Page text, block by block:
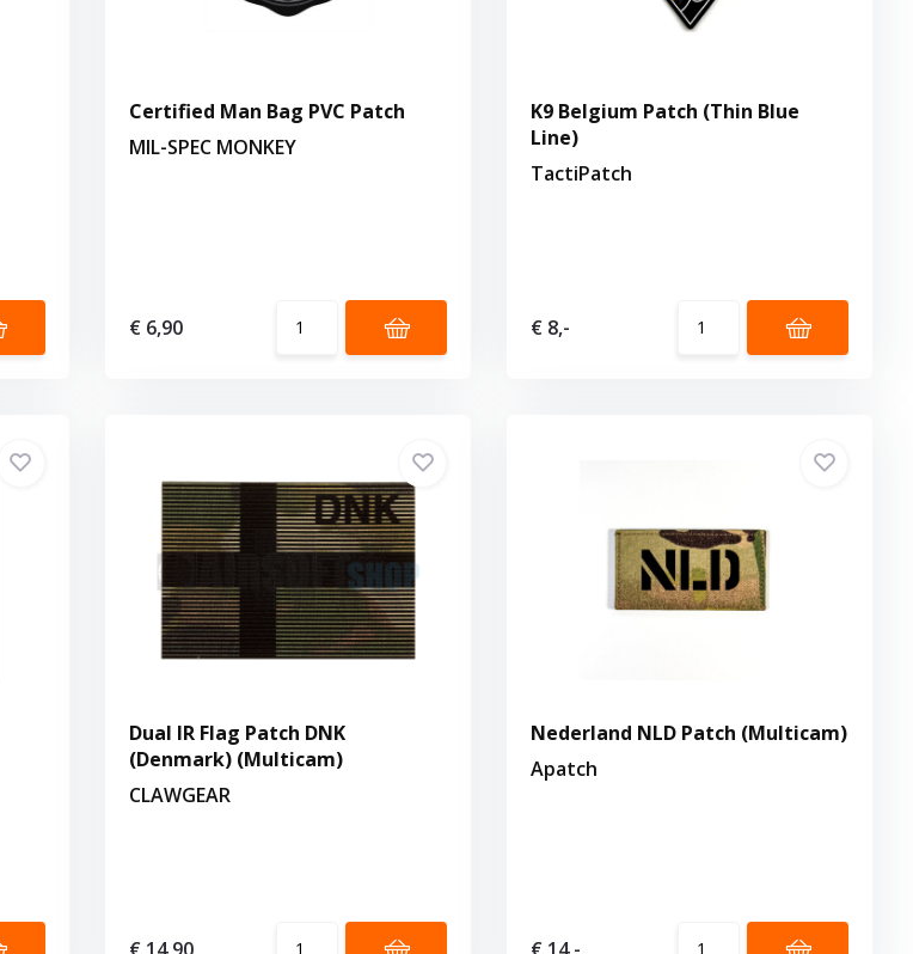
Certified Man Bag PVC Patch
MIL-SPEC MONKEY
€ 6,90
K9 Belgium Patch (Thin Blue
Line)
TactiPatch
€ 8,-
Dual IR Flag Patch DNK
(Denmark) (Multicam)
CLAWGEAR
Nederland NLD Patch (Multicam)
Apatch